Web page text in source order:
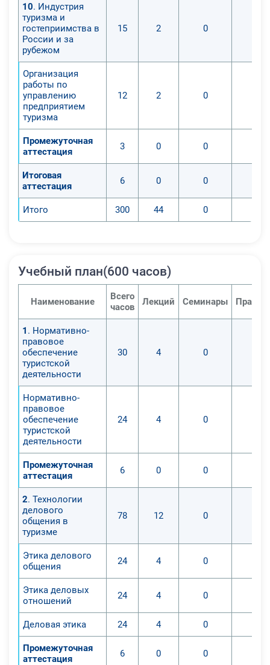
10. Индустрия
туризма и
гостеприимства в
России и за
рубежом
15 2 0
Организация
работы по
управлению
предприятием
туризма
12 2 0
Промежуточная
аттестация
3 0 0
Итоговая
аттестация
6 0 0
Итого 300 44 0
Учебный план(600 часов)
Наименование
Всего
часов
Лекций Семинары
1 . Нормативно-
правовое
обеспечение
туристской
деятельности
30 4 0
Нормативно-
правовое
обеспечение
туристской
деятельности
24 4 0
Промежуточная
аттестация
6 0 0
2. Технологии
делового
общения в
туризме
78 12 0
Этика делового
общения
24 4 0
Этика деловых
отношений
24 4 0
Деловая этика 24 4 0
Промежуточная
аттестация
6 0 0